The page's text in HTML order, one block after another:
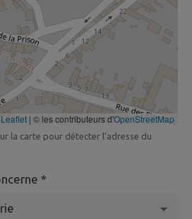
Leaflet | © les contributeurs d'OpenStreetMap
la carte pour détecter l'adresse du
*